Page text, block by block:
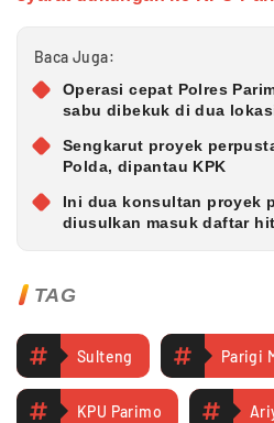
Baca Juga:
Operasi cepat Polres
sabu dibekuk di dua
Sengkarut proyek
Polda, dipantau KPK
Ini dua konsultan proyek
diusulkan masuk daftar
TAG
Sulteng Parigi
KPU Parimo